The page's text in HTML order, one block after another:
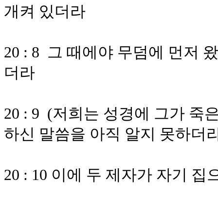
개켜 있더라
20 : 8 그 때에야 무덤에 먼저
더라
20 : 9 (저희는 성경에 그가 죽
하신 말씀을 아직 알지 못하더
20 : 10 이에 두 제자가 자기 집